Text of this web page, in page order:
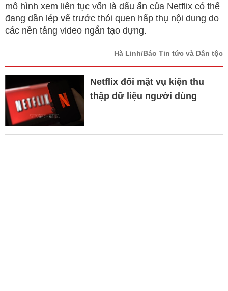
mô hình xem liên tục vốn là dấu ấn của Netflix có thể
đang dần lép vế trước thói quen hấp thụ nội dung do
các nền tảng video ngắn tạo dựng.
Hà Linh/Báo Tin tức và Dân tộc
Netflix đối mặt vụ kiện thu
thập dữ liệu người dùng